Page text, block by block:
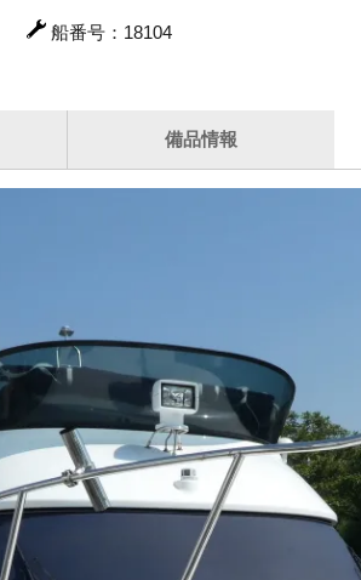
船番号：18104
備品情報